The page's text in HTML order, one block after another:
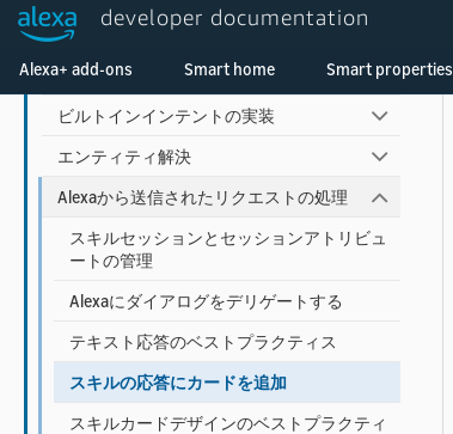
developer documentation
Alexa+ add-ons Smart home Smart properties
多言語に対応するスキルを開発する
スキルの対話モデルの作成
ビルトインインテントの実装
エンティティ解決
Alexaから送信されたリクエストの処理
スキルセッションとセッションアトリビュ
ートの管理
Alexaにダイアログをデリゲートする
テキスト応答のベストプラクティス
スキルの応答にカードを追加
スキルカードデザインのベストプラクティ
Welcome! Ask the DevAssistant